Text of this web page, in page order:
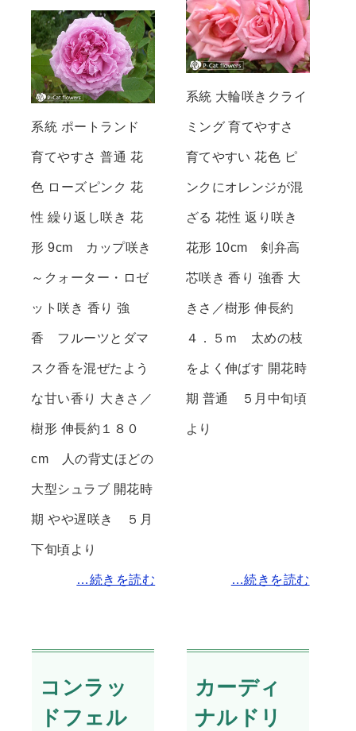
系統 ポートランド
育てやすさ 普通 花
色 ローズピンク 花
性 繰り返し咲き 花
形 9cm カップ咲き
～クォーター・ロゼ
ット咲き 香り 強
香 フルーツとダマ
スク香を混ぜたよう
な甘い香り 大きさ／
樹形 伸長約１８０
cm 人の背丈ほどの
大型シュラブ 開花時
期 やや遅咲き ５月
下旬頃より
…続きを読む
系統 大輪咲きクライ
ミング 育てやすさ
育てやすい 花色 ピ
ンクにオレンジが混
ざる 花性 返り咲き
花形 10cm 剣弁高
芯咲き 香り 強香 大
きさ／樹形 伸長約
４．５ｍ 太めの枝
をよく伸ばす 開花時
期 普通 ５月中旬頃
より
…続きを読む
コンラッ
ドフェル
カーディ
ナルドリ